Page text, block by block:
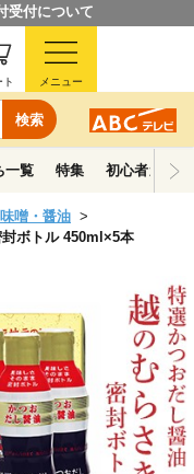
受付について
検索
ト メニュー
一覧 特集 初心者ガイド
味噌・醤油
ボトル 450ml×5本